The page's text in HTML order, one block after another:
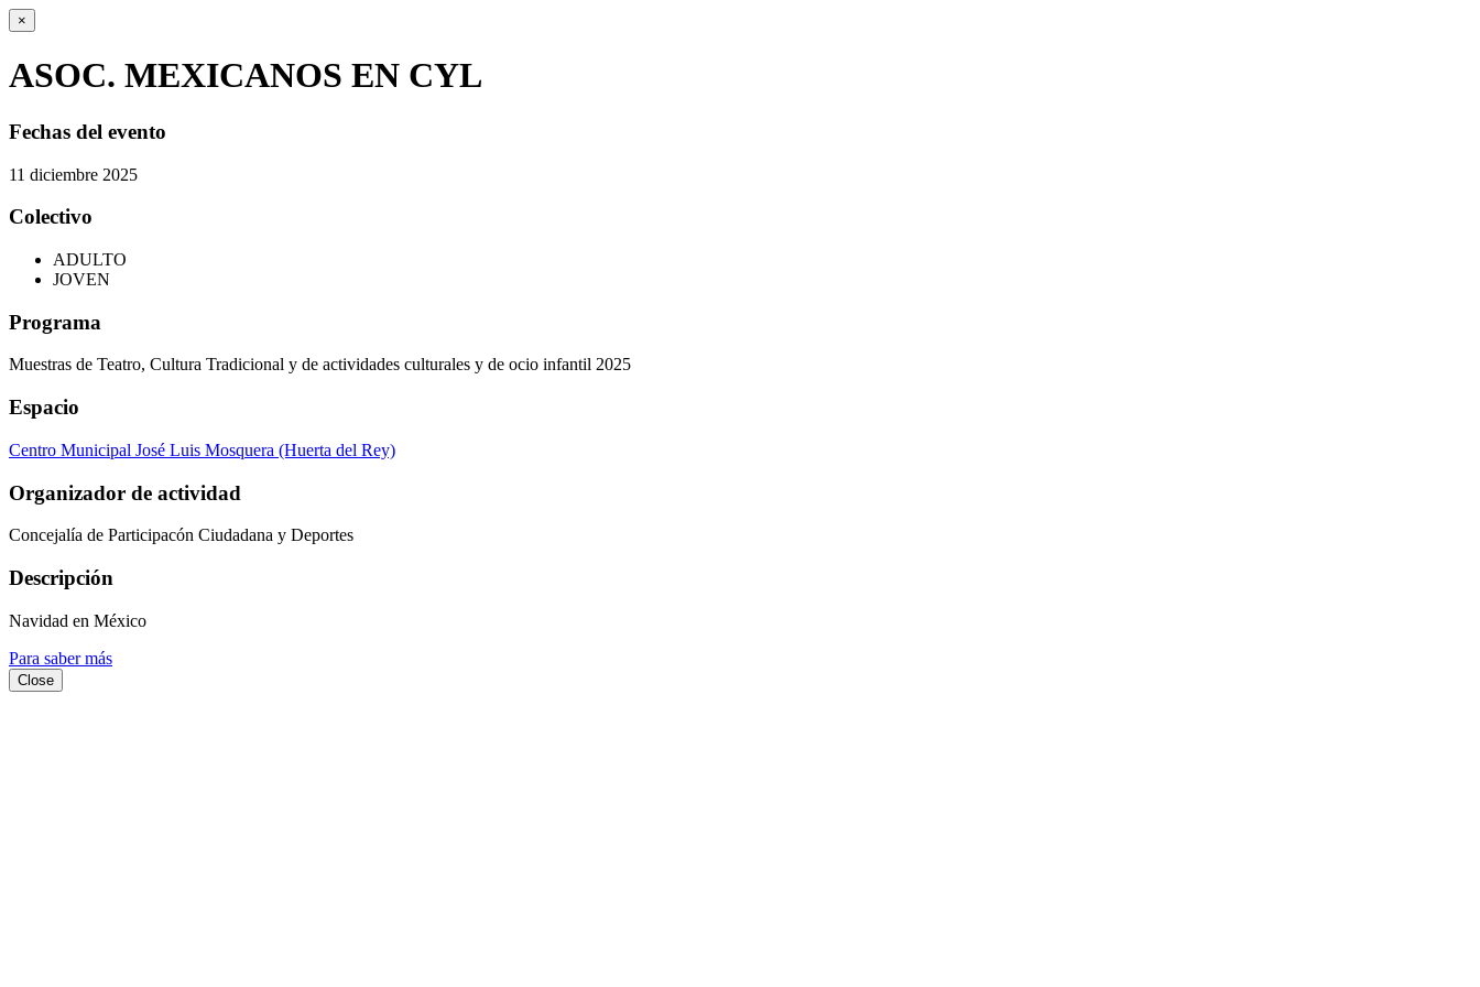
×
ASOC. MEXICANOS EN CYL
Fechas del evento
11 diciembre 2025
Colectivo
ADULTO
JOVEN
Programa
Muestras de Teatro, Cultura Tradicional y de actividades culturales y de ocio infantil 2025
Espacio
Centro Municipal José Luis Mosquera (Huerta del Rey)
Organizador de actividad
Concejalía de Participacón Ciudadana y Deportes
Descripción
Navidad en México
Para saber más
Close